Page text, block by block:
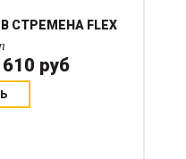
СТРЕМЕНА FLEX
610 руб